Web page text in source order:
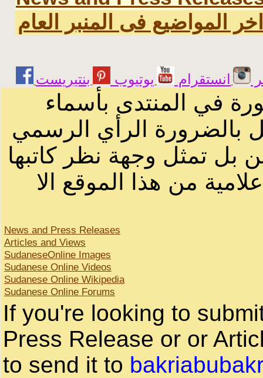
اخر المواضيع فى المنبر العام
انستقرام يوتيوب
في المنتدى بأسماء
بالضرورة الرأي الرسمي
بل تمثل وجهة نظر كاتبها
من هذا الموقع الا
News and Press Releases
Articles and Views
SudaneseOnline Images
Sudanese Online Videos
Sudanese Online Wikipedia
Sudanese Online Forums
If you're looking to
Press Release or or
to send it to